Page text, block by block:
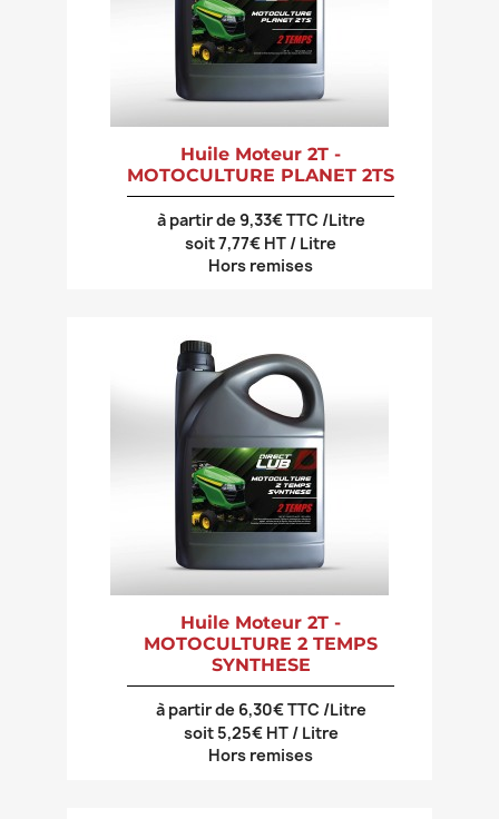
Huile Moteur 2T -
MOTOCULTURE PLANET 2TS
à partir de 9,33€ TTC /Litre
soit 7,77€ HT / Litre
Hors remises
Huile Moteur 2T -
MOTOCULTURE 2 TEMPS
SYNTHESE
à partir de 6,30€ TTC /Litre
soit 5,25€ HT / Litre
Hors remises